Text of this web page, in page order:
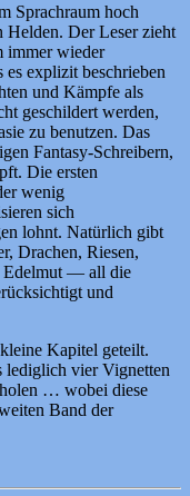
Sprachraum hoch
Helden. Der Leser zieht
immer wieder
es explizit beschrieben
und Kämpfe als
geschildert werden,
zu benutzen. Das
Fantasy-Schreibern,
Die ersten
wenig
sich
lohnt. Natürlich gibt
Drachen, Riesen,
Edelmut — all die
und
Kapitel geteilt.
lediglich vier Vignetten
… wobei diese
Band der